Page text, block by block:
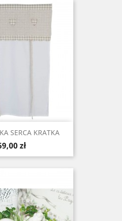
SERCA KRATKA
zł